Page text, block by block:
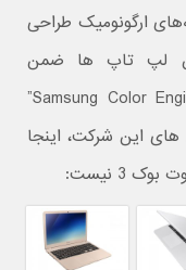
ارگونومیک طراحی
لپ تاپ ها ضمن
بهره‌گیری از پوشش ضد تابش، با “Samsung Color Engine”
این شرکت، اینجا
3 نیست: